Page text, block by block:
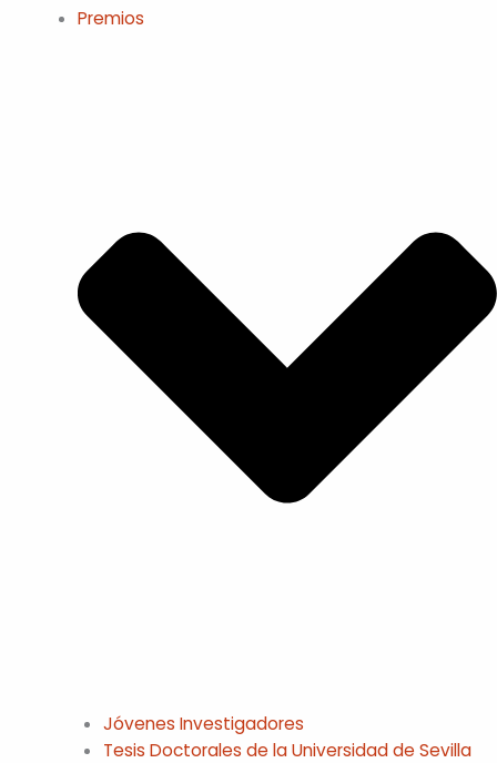
Premios
Jóvenes Investigadores
Tesis Doctorales de la Universidad de Sevilla